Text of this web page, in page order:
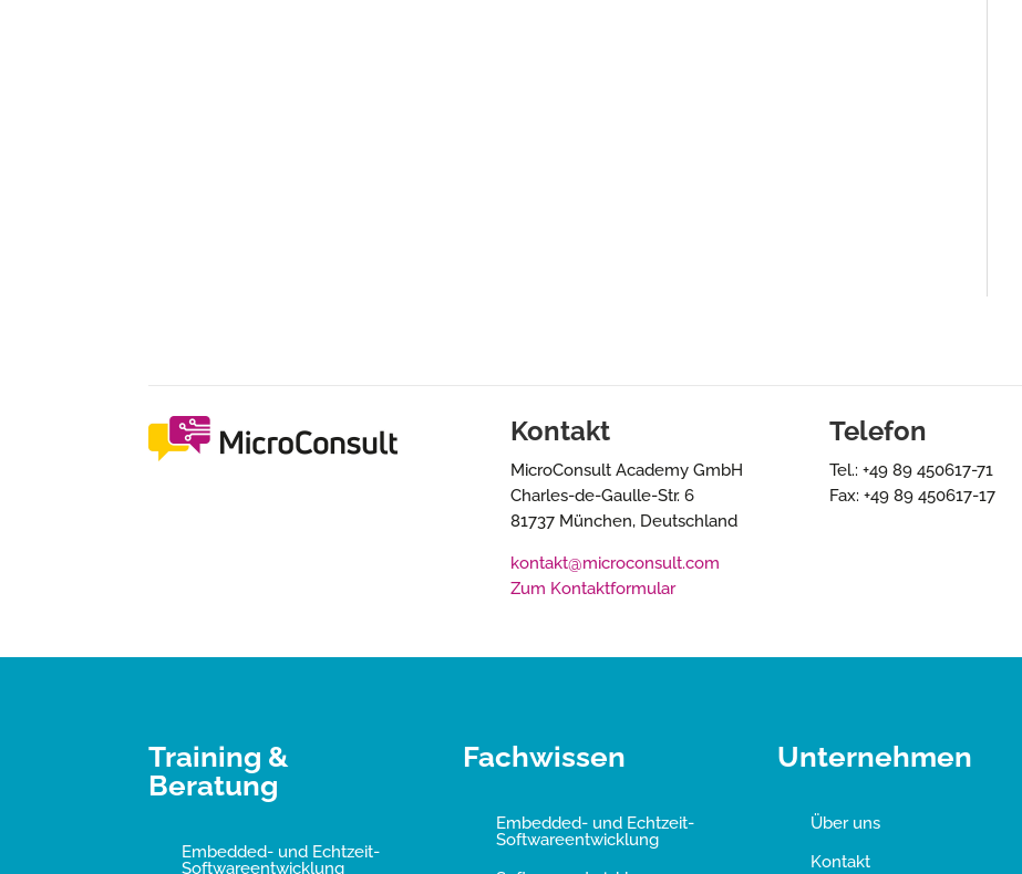
Kontakt
MicroConsult Academy GmbH
Charles-de-Gaulle-Str. 6
81737 München, Deutschland
kontakt@microconsult.com
Zum Kontaktformular
Telefon
Tel.: +49 89 450617-71
Fax: +49 89 450617-17
Training &
Beratung
Embedded- und Echtzeit-
Softwareentwicklung
Fachwissen
Embedded- und Echtzeit-
Softwareentwicklung
Unternehmen
Über uns
Kontakt